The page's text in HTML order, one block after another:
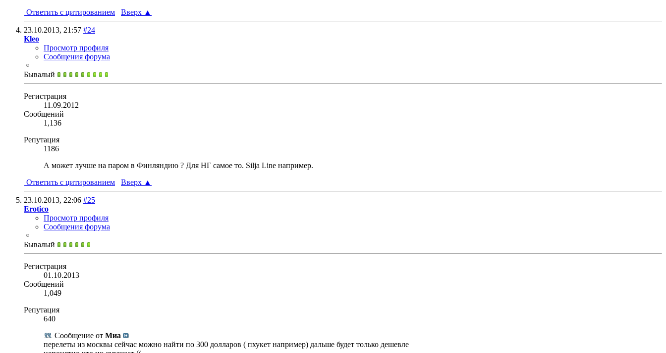
Ответить с цитированием
Вверх ▲
23.10.2013, 21:57 #24
Kleo
Просмотр профиля
Сообщения форума
Бывалый
Регистрация
11.09.2012
Сообщений
1,136
Репутация
1186
А может лучше на паром в Финляндию ? Для НГ самое то. Silja Line например.
Ответить с цитированием
Вверх ▲
23.10.2013, 22:06 #25
Erotico
Просмотр профиля
Сообщения форума
Бывалый
Регистрация
01.10.2013
Сообщений
1,049
Репутация
640
Сообщение от Миа
перелеты из москвы сейчас можно найти по 300 долларов ( пхукет например) дальше будет только дешевле